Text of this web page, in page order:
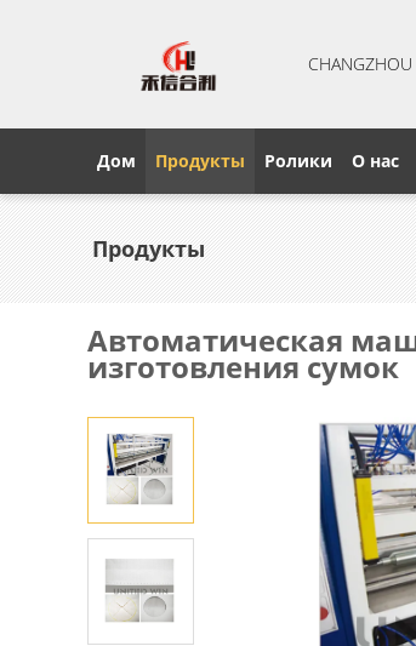
Дом Продукты Ролики О нас
Продукты
Автоматическая
изготовления сумок